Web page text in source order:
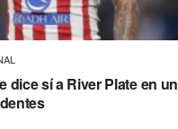
dice sí a River Plate en un